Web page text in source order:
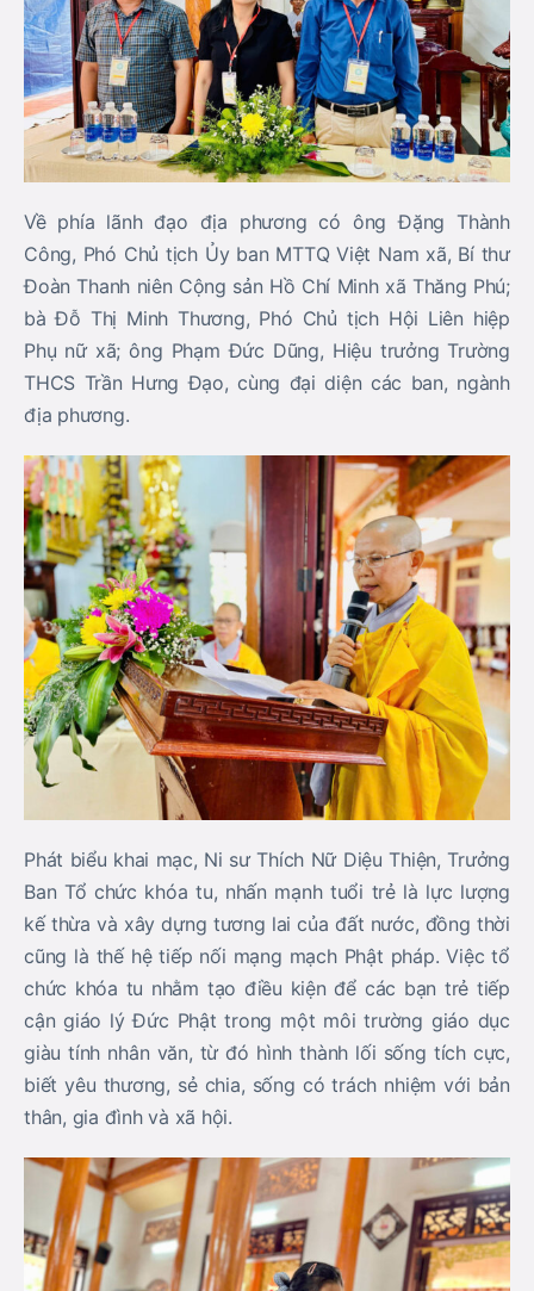
Về phía lãnh đạo địa phương có ông Đặng Thành
Công, Phó Chủ tịch Ủy ban MTTQ Việt Nam xã, Bí thư
Đoàn Thanh niên Cộng sản Hồ Chí Minh xã Thăng Phú;
bà Đỗ Thị Minh Thương, Phó Chủ tịch Hội Liên hiệp
Phụ nữ xã; ông Phạm Đức Dũng, Hiệu trưởng Trường
THCS Trần Hưng Đạo, cùng đại diện các ban, ngành
địa phương.
Phát biểu khai mạc, Ni sư Thích Nữ Diệu Thiện, Trưởng
Ban Tổ chức khóa tu, nhấn mạnh tuổi trẻ là lực lượng
kế thừa và xây dựng tương lai của đất nước, đồng thời
cũng là thế hệ tiếp nối mạng mạch Phật pháp. Việc tổ
chức khóa tu nhằm tạo điều kiện để các bạn trẻ tiếp
cận giáo lý Đức Phật trong một môi trường giáo dục
giàu tính nhân văn, từ đó hình thành lối sống tích cực,
biết yêu thương, sẻ chia, sống có trách nhiệm với bản
thân, gia đình và xã hội.